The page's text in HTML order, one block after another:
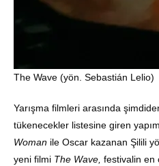
The Wave (yön. Sebastián Lelio)
Yarışma filmleri arasında
tükenecekler listesine giren
Woman ile Oscar kazanan Şilili
yeni filmi The Wave, festivalin en